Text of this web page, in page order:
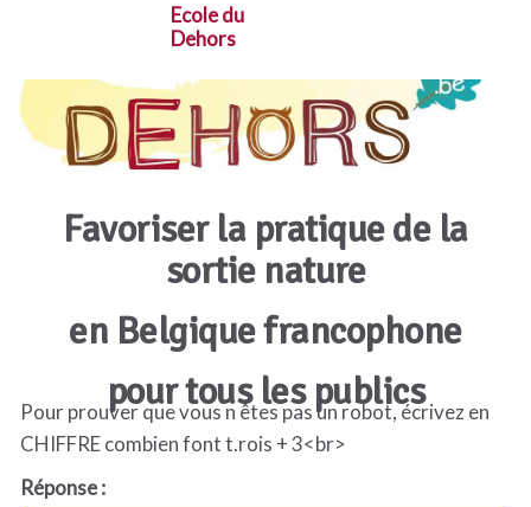
Ecole du
Dehors
Favoriser la pratique de la
sortie nature
en Belgique francophone
pour tous les publics
Pour prouver que vous n êtes pas un robot, écrivez en
CHIFFRE combien font t.rois + 3<br>
Réponse :